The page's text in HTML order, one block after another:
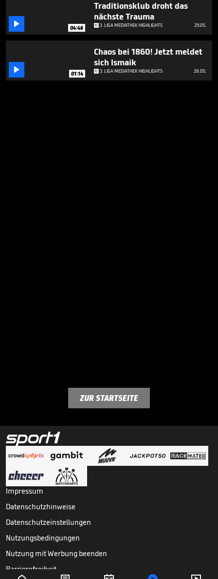
 04:46
Traditionsklub droht das
nächste Trauma
3. LIGA MEDIATHEK HIGHLIGHTS 29.05.
 01:14
Chaos bei 1860! Jetzt meldet
sich Ismaik
3. LIGA MEDIATHEK HIGHLIGHTS 28.05.
ZUR STARTSEITE
Impressum
Datenschutzhinweise
Datenschutzeinstellungen
Nutzungsbedingungen
Nutzung mit Werbung beenden
Barrierefreiheit